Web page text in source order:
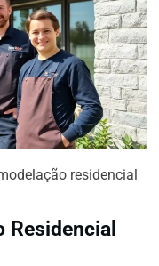
residencial
Residencial